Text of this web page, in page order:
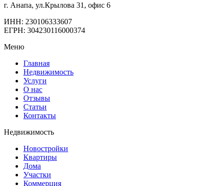
г. Анапа, ул.Крылова 31, офис 6
ИНН: 230106333607
ЕГРН: 304230116000374
Меню
Главная
Недвижимость
Услуги
О нас
Отзывы
Статьи
Контакты
Недвижимость
Новостройки
Квартиры
Дома
Участки
Коммерция